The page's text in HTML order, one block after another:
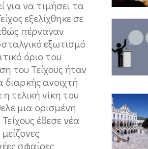
για να τιμήσει τα
εξελίχθηκε σε
πέρναγαν
εξωτισμό
όριο του
του Τείχους ήταν
ανοιχτή
τελική νίκη του
μια ορισμένη
έθεσε νέα
σφαίρες